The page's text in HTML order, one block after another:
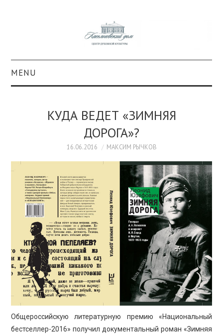
MENU
КОЛЛЕКЦИИ
КУЛЬТУРА
ОБРАЗОВАНИЕ
ПРОСВЕЩЕНИЕ
КУДА ВЕДЕТ «ЗИМНЯЯ
ДОРОГА»?
16.06.2016 МАКСИМ РЫЧКОВ
Общероссийскую литературную премию «Национальный
бестселлер-2016» получил документальный роман «Зимняя